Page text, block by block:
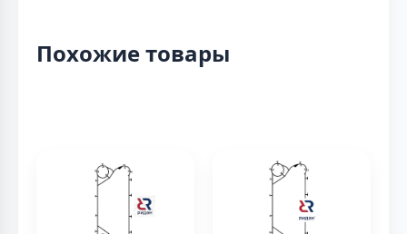
Похожие товары